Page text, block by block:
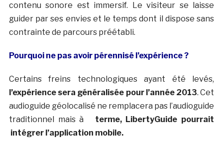
contenu sonore est immersif. Le visiteur se laisse
guider par ses envies et le temps dont il dispose sans
contrainte de parcours préétabli.
Pourquoi ne pas avoir pérennisé l’expérience ?
Certains freins technologiques ayant été levés,
l’expérience sera généralisée pour l’année 2013. Cet
audioguide géolocalisé ne remplacera pas l’audioguide
traditionnel mais à
terme, LibertyGuide pourrait
intégrer l’application mobile.